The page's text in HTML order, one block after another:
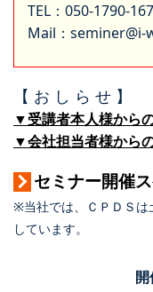
TEL：050-1790-
Mail：seminer@i-
【 お し ら せ 】
▼受講者本人様から
▼会社担当者様から
セミナー開催
※当社では、ＣＰＤＳは
しています。